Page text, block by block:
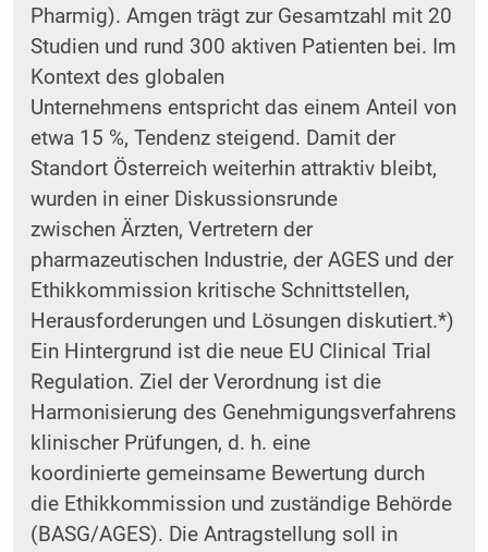
Pharmig). Amgen trägt zur Gesamtzahl mit 20
Studien und rund 300 aktiven Patienten bei. Im
Kontext des globalen
Unternehmens entspricht das einem Anteil von
etwa 15 %, Tendenz steigend. Damit der
Standort Österreich weiterhin attraktiv bleibt,
wurden in einer Diskussionsrunde
zwischen Ärzten, Vertretern der
pharmazeutischen Industrie, der AGES und der
Ethikkommission kritische Schnittstellen,
Herausforderungen und Lösungen diskutiert.*)
Ein Hintergrund ist die neue EU Clinical Trial
Regulation. Ziel der Verordnung ist die
Harmonisierung des Genehmigungsverfahrens
klinischer Prüfungen, d. h. eine
koordinierte gemeinsame Bewertung durch
die Ethikkommission und zuständige Behörde
(BASG/AGES). Die Antragstellung soll in